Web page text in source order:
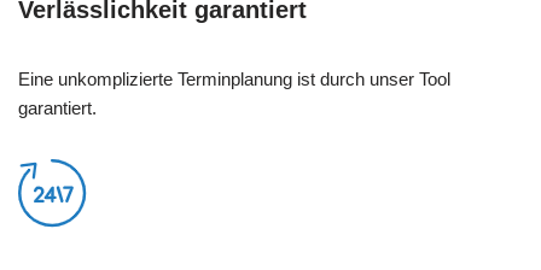
Verlässlichkeit garantiert
Eine unkomplizierte Terminplanung ist durch unser Tool
garantiert.